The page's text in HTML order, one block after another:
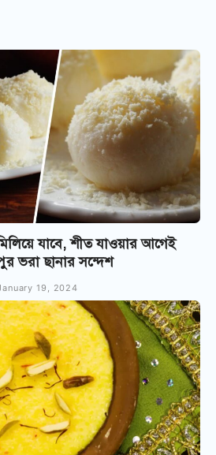
যাবে, শীত যাওয়ার আগেই
ভরা ছানার সন্দেশ
19, 2024